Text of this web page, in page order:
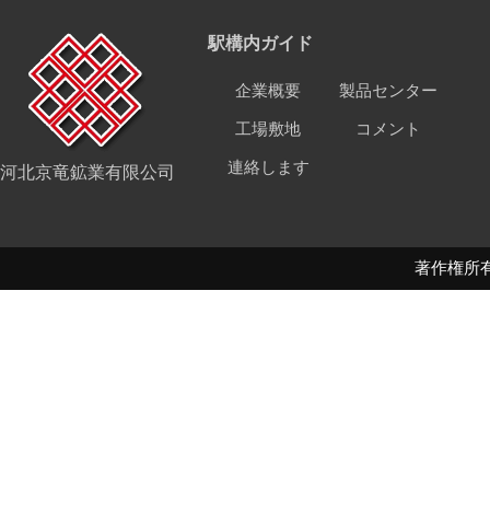
河北京竜鉱業有限公司
駅構内ガイド
企業概要 製品センター
工場敷地 コメント
連絡します
著作権所